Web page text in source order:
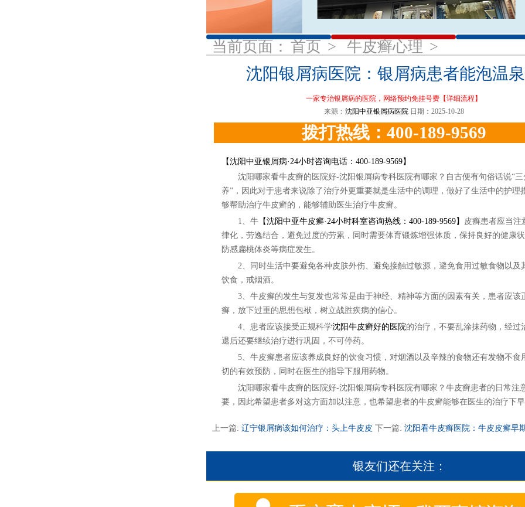
1 2 3
当前页面： 首页 > 牛皮癣心理 >
沈阳银屑病医院：银屑病患者能泡温
一家专治银屑病的医院，网络预约免挂号费 【详细流程】
来源： 沈阳中亚银屑病医院 日期：2025-10-28
拨打热线：400-189-9569
【沈阳中亚银屑病·24小时咨询电话：400-189-9569】
沈阳哪家看牛皮癣的医院好-沈阳银屑病专科医院有哪家？自古便有句俗话说“三
养”，因此对于患者来说除了治疗外更重要就是生活中的调理，做好了生活中的护理
够帮助治疗牛皮癣的，能够辅助医生治疗牛皮癣。
1、牛【沈阳中亚牛皮癣·24小时科室咨询热线：400-189-9569】 皮癣患者应当注
律化，劳逸结合，避免过度的劳累，同时需要体育锻炼增强体质，保持良好的健康
防感扁桃体炎等病症发生。
2、同时生活中要避免各种皮肤外伤、避免接触过敏源，避免食用过敏食物以及
饮食，戒烟酒。
3、牛皮癣的发生与复发也常常是由于神经、精神等方面的因素有关，患者应该
癣，放下过重的思想包袱，树立战胜疾病的信心。
4、患者应该接受正规科学沈阳牛皮癣好的医院的治疗，不要乱涂抹药物，经过
退后还要继续治疗进行巩固，不可停药。
5、牛皮癣患者应该养成良好的饮食习惯，对烟酒以及辛辣的食物还有发物不食
切的有效预防，同时在医生的指导下服用药物。
沈阳哪家看牛皮癣的医院好-沈阳银屑病专科医院有哪家？牛皮癣患者的日常注
要，因此希望患者多对这方面加以注意，也希望患者的牛皮癣能够在医生的治疗下早
上一篇: 辽宁银屑病该如何治疗：头上牛皮皮 下一篇: 沈阳看牛皮癣医院：牛皮皮癣早
银友们还在关注：